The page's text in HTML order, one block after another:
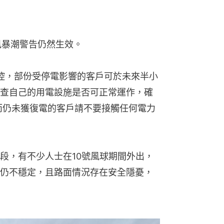
潮警告仍然生效。
部份受停電影響的客戶可於未來半小
自己的用電設施是否可正常運作，確
未獲復電的客戶請不要接觸任何電力
，有不少人士在10號風球期間外出，
不穩定，且路面情況存在安全隱憂，